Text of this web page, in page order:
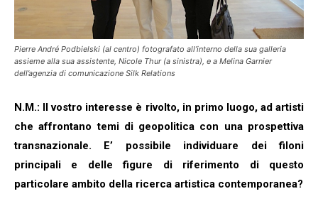
Pierre André Podbielski (al centro) fotografato all’interno della sua galleria
assieme alla sua assistente, Nicole Thur (a sinistra), e a Melina Garnier
dell’agenzia di comunicazione Silk Relations
N.M.: Il vostro interesse è rivolto, in primo luogo, ad artisti
che affrontano temi di geopolitica con una prospettiva
transnazionale. E’ possibile individuare dei filoni
principali e delle figure di riferimento di questo
particolare ambito della ricerca artistica contemporanea?